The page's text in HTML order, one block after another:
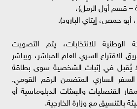
– قسم أول الرمل)،
للانتخابات، يتم التصويت
الاقتراع السري العام المباشر، ويباشر
يُقبل في إثبات الشخصية سوى بطاقة
الساري المتضمن الرقم القومي.
القنصليات والبعثات الدبلوماسية أو
بالتنسيق مع وزارة الخارجية.